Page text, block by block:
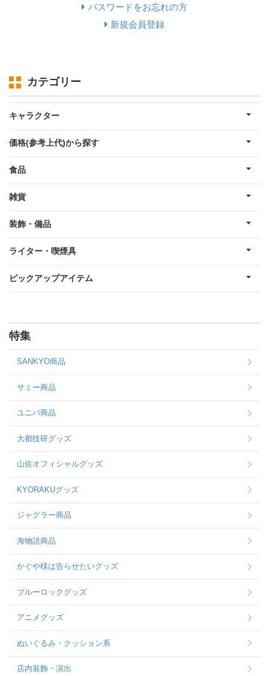
パスワードをお忘れの方
新規会員登録
カテゴリー
キャラクター
価格(参考上代)から探す
食品
雑貨
装飾・備品
ライター・喫煙具
ピックアップアイテム
特集
SANKYO商品
サミー商品
ユニバ商品
大都技研グッズ
山佐オフィシャルグッズ
KYORAKUグッズ
ジャグラー商品
海物語商品
かぐや様は告らせたいグッズ
ブルーロックグッズ
アニメグッズ
ぬいぐるみ・クッション系
店内装飾・演出